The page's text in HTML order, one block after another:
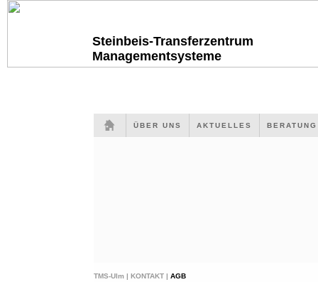
Steinbeis-Transferzentrum
Managementsysteme
ÜBER UNS AKTUELLES
TMS-Ulm | KONTAKT | AGB